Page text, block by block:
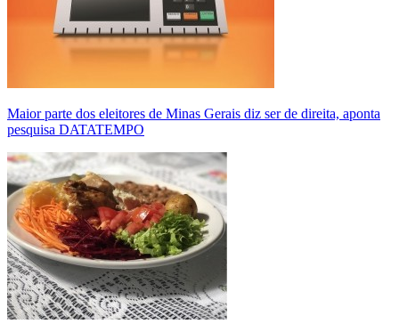
Maior parte dos eleitores de Minas Gerais diz ser de direita, aponta
pesquisa DATATEMPO